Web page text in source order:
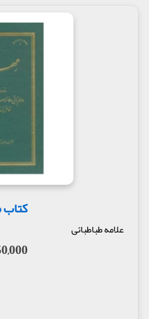
وی همیشه تشکیل حکومت
آیت الله خمینی به
انقلاب و تأسیس حکومت
اساسی و پیش نویس آن
ولایت فقیه» تأکید و
تلاش کرد. وی در خلال
سیدهاشم حداد، از
مشهد رفت و مدت پانزده
در این مدت، علاوه بر
طلاب، به تألیف و نشر
پرداخت و آثار بسیاری
درگذشت :
کتاب
علامه طباطبائی
850,000